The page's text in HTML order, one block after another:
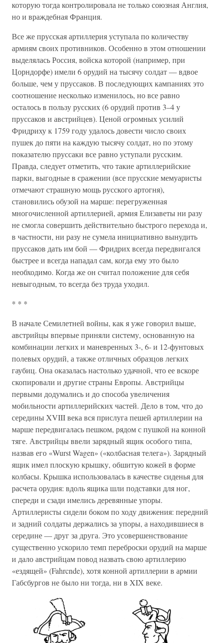
которую тогда контролировала не только союзная Англия,
но и враждебная Франция.
Все же прусская артиллерия уступала по количеству
армиям своих противников. Особенно в этом отношении
выделялась Россия, войска которой (например, при
Цорндорфе) имели 6 орудий на тысячу солдат — вдвое
больше, чем у пруссаков. В последующих кампаниях это
соотношение несколько изменилось, но все равно
осталось в пользу русских (6 орудий против 3–4 у
пруссаков и австрийцев). Ценой огромных усилий
Фридриху к 1759 году удалось довести число своих
пушек до пяти на каждую тысячу солдат, но по этому
показателю пруссаки все равно уступали русским.
Правда, следует отметить, что такие артиллерийские
парки, выгодные в сражении (все прусские мемуаристы
отмечают страшную мощь русского артогня),
становились обузой на марше: перегруженная
многочисленной артиллерией, армия Елизаветы ни разу
не смогла совершить действительно быстрого перехода и,
в частности, ни разу не сумела инициативно вынудить
пруссаков дать им бой — Фридрих всегда передвигался
быстрее и всегда нападал сам, когда ему это было
необходимо. Когда же он считал положение для себя
невыгодным, то всегда без труда уходил.
* * *
В начале Семилетней войны, как я уже говорил выше,
австрийцы впервые приняли систему, основанную на
комбинации легких и маневренных 3-, 6- и 12-фунтовых
полевых орудий, а также отличных образцов легких
гаубиц. Она оказалась настолько удачной, что ее вскоре
скопировали и другие страны Европы. Австрийцы
первыми додумались и до способа увеличения
мобильности артиллерийских частей. Дело в том, что до
середины XVIII века вся прислуга пешей артиллерии на
марше передвигалась пешком, рядом с пушкой на конной
тяге. Австрийцы ввели зарядный ящик особого типа,
назвав его «Wurst Wagen» («колбасная телега»). Зарядный
ящик имел плоскую крышку, обшитую кожей в форме
колбасы. Крышка использовалась в качестве сиденья для
расчета орудия: вдоль ящика шли подставки для ног,
спереди и сзади имелись деревянные упоры.
Артиллеристы сидели боком по ходу движения: передний
и задний солдаты держались за упоры, а находившиеся в
середине — друг за друга. Это усовершенствование
существенно ускорило темп переброски орудий на марше
и дало австрийцам повод назвать свою артиллерию
«ездящей» (Fahrcnde), хотя конной артиллерии в армии
Габсбургов не было ни тогда, ни в XIX веке.